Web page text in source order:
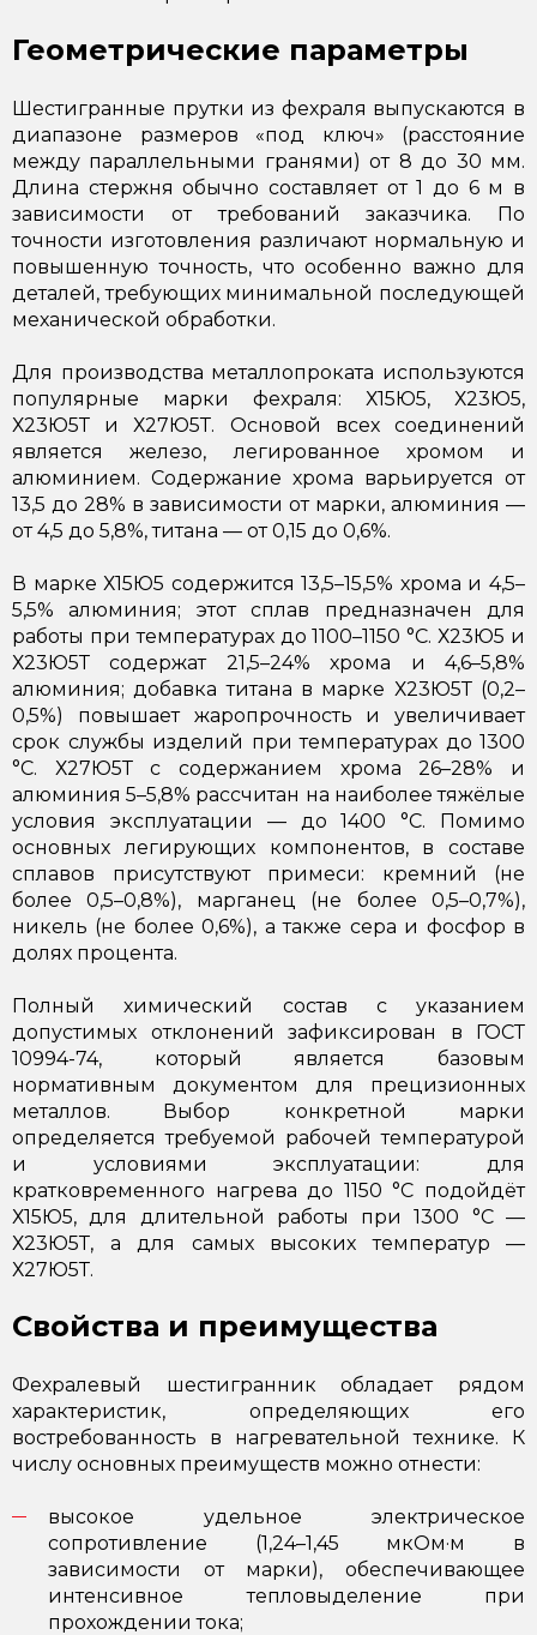
Геометрические параметры
Шестигранные прутки из фехраля выпускаются в
диапазоне размеров «под ключ» (расстояние
между параллельными гранями) от 8 до 30 мм.
Длина стержня обычно составляет от 1 до 6 м в
зависимости от требований заказчика. По
точности изготовления различают нормальную и
повышенную точность, что особенно важно для
деталей, требующих минимальной последующей
механической обработки.
Для производства металлопроката используются
популярные марки фехраля: Х15Ю5, Х23Ю5,
Х23Ю5Т и Х27Ю5Т. Основой всех соединений
является железо, легированное хромом и
алюминием. Содержание хрома варьируется от
13,5 до 28% в зависимости от марки, алюминия —
от 4,5 до 5,8%, титана — от 0,15 до 0,6%.
В маркеХ15Ю5 содержится 13,5–15,5% хрома и 4,5–
5,5% алюминия; этот сплав предназначен для
работы при температурах до 1100–1150 °C. Х23Ю5 и
Х23Ю5Т содержат 21,5–24% хрома и 4,6–5,8%
алюминия; добавка титана в марке Х23Ю5Т(0,2–
0,5%) повышает жаропрочность и увеличивает
срок службы изделий при температурах до 1300
°C. Х27Ю5Тс содержанием хрома 26–28% и
алюминия 5–5,8% рассчитан на наиболее тяжёлые
условия эксплуатации — до 1400 °C. Помимо
основных легирующих компонентов, в составе
сплавов присутствуют примеси: кремний (не
более 0,5–0,8%), марганец (не более 0,5–0,7%),
никель (не более 0,6%), а также сера и фосфор в
долях процента.
Полный химический состав с указанием
допустимых отклонений зафиксирован в ГОСТ
10994-74, который является базовым
нормативным документом для прецизионных
металлов. Выбор конкретной марки
определяется требуемой рабочей температурой
и условиями эксплуатации: для
кратковременного нагрева до 1150 °C подойдёт
Х15Ю5, для длительной работы при 1300 °C —
Х23Ю5Т, а для самых высоких температур —
Х27Ю5Т.
Свойства и преимущества
Фехралевый шестигранник обладает рядом
характеристик, определяющих его
востребованность в нагревательной технике. К
числу основных преимуществ можно отнести:
высокое удельное электрическое
сопротивление (1,24–1,45 мкОм·м в
зависимости от марки), обеспечивающее
интенсивное тепловыделение при
прохождении тока;